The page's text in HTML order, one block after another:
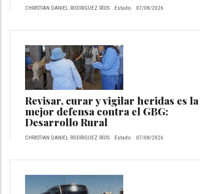
CHRISTIAN DANIEL RODRIGUEZ RÍOS Estado 07/08/2026
Revisar, curar y vigilar heridas es la
mejor defensa contra el GBG:
Desarrollo Rural
CHRISTIAN DANIEL RODRIGUEZ RÍOS Estado 07/08/2026